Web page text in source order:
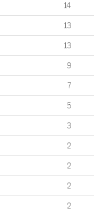
14
13
13
9
7
5
3
2
2
2
2